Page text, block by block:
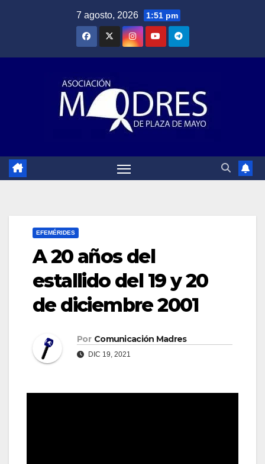
7 agosto, 2026 1:51 pm
EFEMÉRIDES
A 20 años del
estallido del 19 y 20
de diciembre 2001
Por Comunicación Madres
DIC 19, 2021